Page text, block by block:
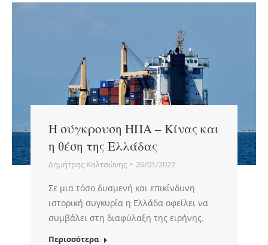
Η σύγκρουση ΗΠΑ – Κίνας και
η θέση της Ελλάδας
Δημήτρης Καλτσώνης 26/01/2022
Σε μια τόσο δυσμενή και επικίνδυνη
ιστορική συγκυρία η Ελλάδα οφείλει να
συμβάλει στη διαφύλαξη της ειρήνης.
Περισσότερα